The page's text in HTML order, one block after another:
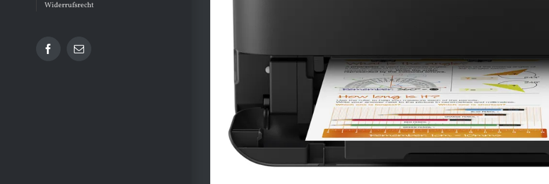
Widerrufsrecht
Facebook
E-